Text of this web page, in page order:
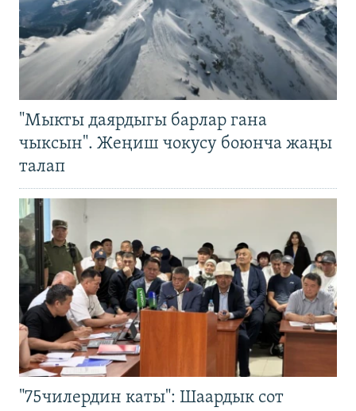
"Мыкты даярдыгы барлар гана
чыксын". Жеңиш чокусу боюнча жаңы
талап
"75чилердин каты": Шаардык сот